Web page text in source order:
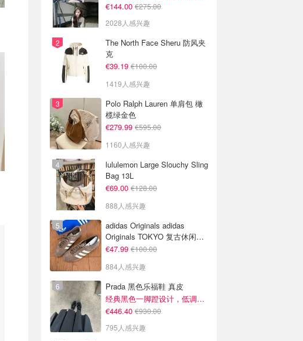
€144.00 €275.00
2028人感兴趣
The North Face Sheru 防风夹
克
€39.19 €100.00
1419人感兴趣
Polo Ralph Lauren 单肩包 橄
榄绿金色
€279.99 €595.00
1160人感兴趣
lululemon Large Slouchy Sling
Bag 13L
€69.00 €128.00
888人感兴趣
adidas Originals adidas
Originals TOKYO 复古休闲鞋
深棕色
€47.99 €100.00
884人感兴趣
Prada 黑色乐福鞋 真皮
经典黑色一脚蹬设计，低调百搭又高级
€446.40 €930.00
795人感兴趣